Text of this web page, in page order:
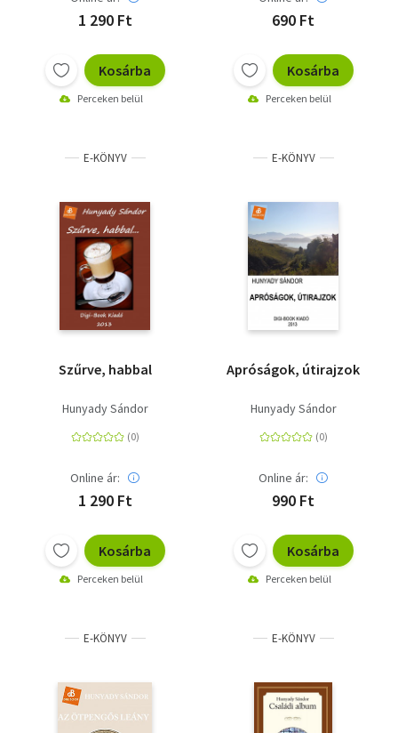
1 290 Ft
Kosárba
Perceken belül
Hunyady Sándor
Szomory Dezső
690 Ft
Kosárba
Perceken belül
E-KÖNYV
Szűrve, habbal
Hunyady Sándor
Online ár:
1 290 Ft
Kosárba
Perceken belül
E-KÖNYV
Apróságok, útirajzok
Hunyady Sándor
Online ár:
990 Ft
Kosárba
Perceken belül
E-KÖNYV E-KÖNYV